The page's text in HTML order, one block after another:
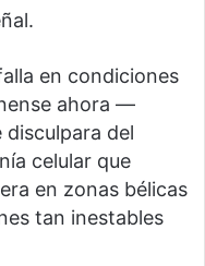
en condiciones
ahora —
del
celular que
en zonas bélicas
tan inestables